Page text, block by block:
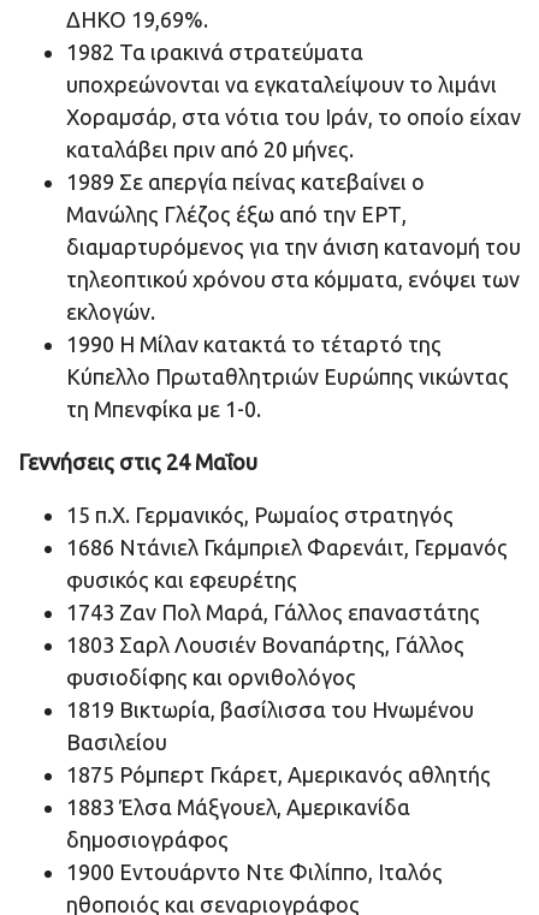
ΔΗΚΟ 19,69%.
1982 Τα ιρακινά στρατεύματα
υποχρεώνονται να εγκαταλείψουν το λιμάνι
Χοραμσάρ, στα νότια του Ιράν, το οποίο είχαν
καταλάβει πριν από 20 μήνες.
1989 Σε απεργία πείνας κατεβαίνει ο
Μανώλης Γλέζος έξω από την ΕΡΤ,
διαμαρτυρόμενος για την άνιση κατανομή του
τηλεοπτικού χρόνου στα κόμματα, ενόψει των
εκλογών.
1990 Η Μίλαν κατακτά το τέταρτό της
Κύπελλο Πρωταθλητριών Ευρώπης νικώντας
τη Μπενφίκα με 1-0.
Γεννήσεις στις 24 Μαΐου
15 π.Χ. Γερμανικός, Ρωμαίος στρατηγός
1686 Ντάνιελ Γκάμπριελ Φαρενάιτ, Γερμανός
φυσικός και εφευρέτης
1743 Ζαν Πολ Μαρά, Γάλλος επαναστάτης
1803 Σαρλ Λουσιέν Βοναπάρτης, Γάλλος
φυσιοδίφης και ορνιθολόγος
1819 Βικτωρία, βασίλισσα του Ηνωμένου
Βασιλείου
1875 Ρόμπερτ Γκάρετ, Αμερικανός αθλητής
1883 Έλσα Μάξγουελ, Αμερικανίδα
δημοσιογράφος
1900 Εντουάρντο Ντε Φιλίππο, Ιταλός
ηθοποιός και σεναριογράφος